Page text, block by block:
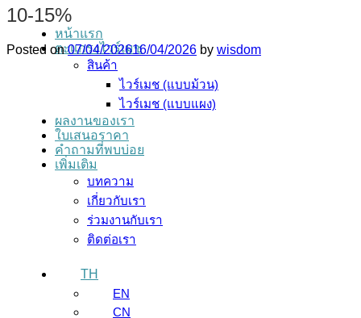
หน้าแรก
ตะแกรงไวร์เมช
สินค้า
ไวร์เมช (แบบม้วน)
ไวร์เมช (แบบแผง)
ผลงานของเรา
ใบเสนอราคา
คำถามที่พบบ่อย
เพิ่มเติม
บทความ
เกี่ยวกับเรา
ร่วมงานกับเรา
ติดต่อเรา
TH
EN
CN
10-15%
Posted on07/04/202616/04/2026 by wisdom